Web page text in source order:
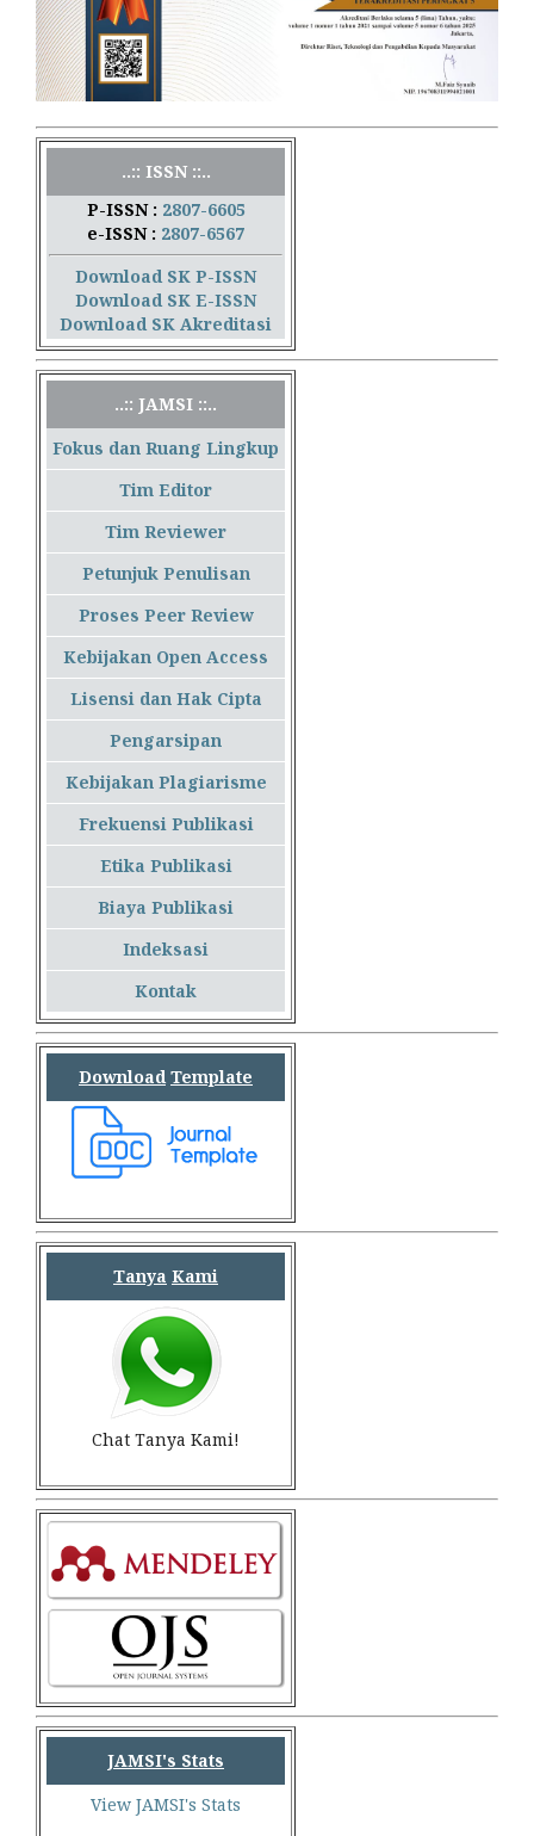
..:: ISSN ::..
P-ISSN : 2807-6605
e-ISSN : 2807-6567
Download SK P-ISSN
Download SK E-ISSN
Download SK Akreditasi
..:: JAMSI ::..
Fokus dan Ruang Lingkup
Tim Editor
Tim Reviewer
Petunjuk Penulisan
Proses Peer Review
Kebijakan Open Access
Lisensi dan Hak Cipta
Pengarsipan
Kebijakan Plagiarisme
Frekuensi Publikasi
Etika Publikasi
Biaya Publikasi
Indeksasi
Kontak
Download Template
Tanya Kami
Chat Tanya Kami!
JAMSI's Stats
View JAMSI's Stats